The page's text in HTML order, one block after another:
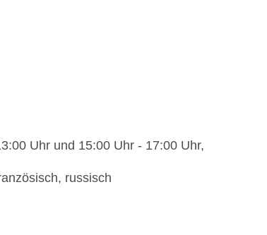
Uhr und 15:00 Uhr - 17:00 Uhr,
russisch